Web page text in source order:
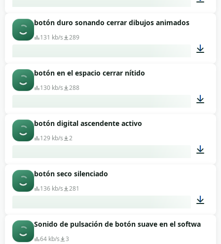
00:02
botón duro sonando cerrar dibujos animados
131 kb/s 289
botón en el espacio cerrar nítido
130 kb/s 288
botón digital ascendente activo
129 kb/s 2
botón seco silenciado
136 kb/s 281
00:01
Sonido de pulsación de botón suave en el software
64 kb/s 3